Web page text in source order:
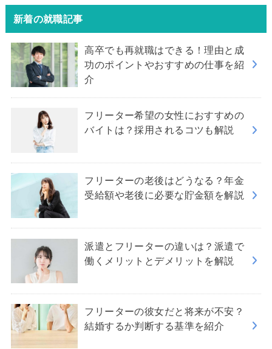
新着の就職記事
高卒でも再就職はできる！理由と成
功のポイントやおすすめの仕事を紹
介
フリーター希望の女性におすすめの
バイトは？採用されるコツも解説
フリーターの老後はどうなる？年金
受給額や老後に必要な貯金額を解説
派遣とフリーターの違いは？派遣で
働くメリットとデメリットを解説
フリーターの彼女だと将来が不安？
結婚するか判断する基準を紹介